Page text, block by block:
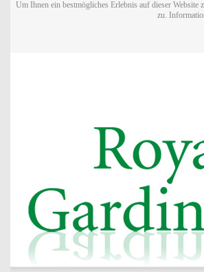
Um Ihnen ein bestmögliches Erlebnis auf dieser
zu.